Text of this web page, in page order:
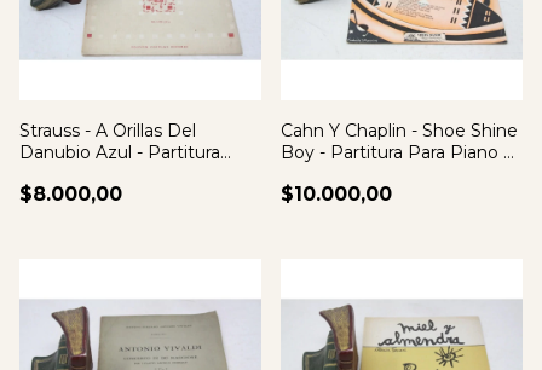
Strauss - A Orillas Del
Danubio Azul - Partitura
$8.000,00
Cahn Y Chaplin - Shoe Shine
Boy - Partitura Para Piano Y
$10.000,00